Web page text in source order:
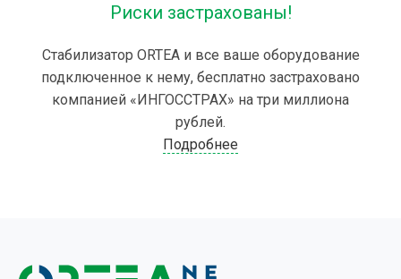
Риски застрахованы!
Стабилизатор ORTEA и все ваше оборудование
подключенное к нему, бесплатно застраховано
компанией «ИНГОССТРАХ» на три миллиона
рублей.
Подробнее